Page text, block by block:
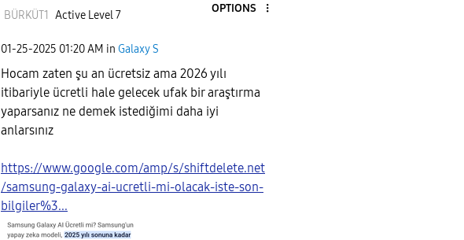
BÜRKÜT1 Active Level 7
OPTIONS
‎01-25-2025 01:20 AM in Galaxy S
Hocam zaten şu an ücretsiz ama 2026 yılı
itibariyle ücretli hale gelecek ufak bir araştırma
yaparsanız ne demek istediğimi daha iyi
anlarsınız
https://www.google.com/amp/s/shiftdelete.net
/samsung-galaxy-ai-ucretli-mi-olacak-iste-son-
bilgiler%3...